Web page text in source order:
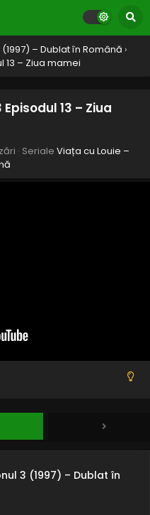
– Dublat în Română ›
13 – Ziua mamei
13 – Ziua
· Seriale Viața cu Louie –
3 (1997) – Dublat în